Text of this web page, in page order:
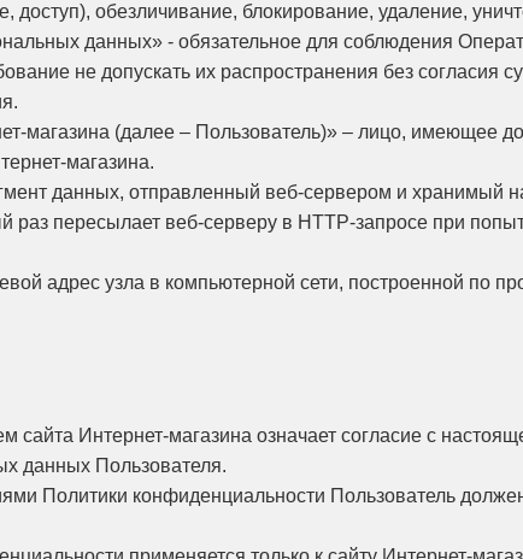
доступ), обезличивание, блокирование, удаление,
данных» - обязательное для соблюдения
не допускать их распространения без согласия
магазина (далее – Пользователь)» – лицо, имеющее
магазина.
данных, отправленный веб-сервером и хранимый
раз пересылает веб-серверу в HTTP-запросе при
адрес узла в компьютерной сети, построенной по
сайта Интернет-магазина означает согласие с
данных Пользователя.
Политики конфиденциальности Пользователь